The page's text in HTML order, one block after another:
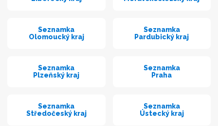
Seznamka
Olomoucký kraj
Seznamka
Pardubický kraj
Seznamka
Plzeňský kraj
Seznamka
Praha
Seznamka
Středočeský kraj
Seznamka
Ústecký kraj